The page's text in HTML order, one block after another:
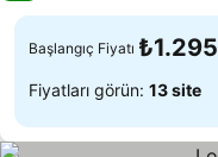
Başlangıç Fiyatı ₺1.295
Fiyatları görün: 13 site